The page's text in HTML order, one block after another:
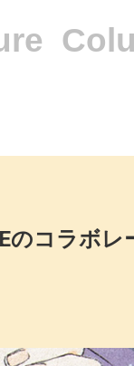
のコラボ